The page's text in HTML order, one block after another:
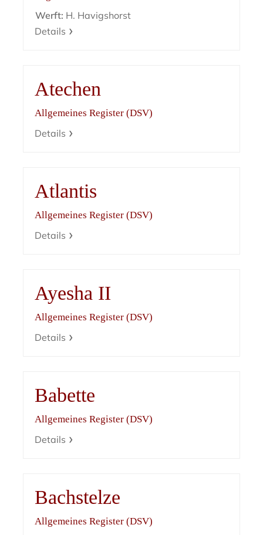
Werft: H. Havigshorst
Details
Atechen
Allgemeines Register (DSV)
Details
Atlantis
Allgemeines Register (DSV)
Details
Ayesha II
Allgemeines Register (DSV)
Details
Babette
Allgemeines Register (DSV)
Details
Bachstelze
Allgemeines Register (DSV)